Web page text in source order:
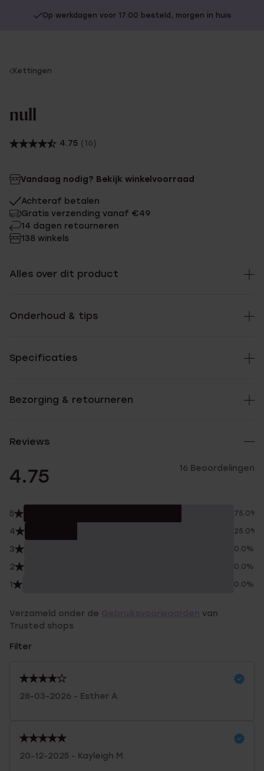
Op werkdagen voor 17:00 besteld, morgen in huis
You
Kettingen
null
4.75 (16)
Vandaag nodig? Bekijk winkelvoorraad
Achteraf betalen
Gratis verzending vanaf €49
14 dagen retourneren
138 winkels
Alles over dit product
Onderhoud & tips
Specificaties
Bezorging & retourneren
Reviews
4.75 16 Beoordelingen
5 75.0%
4 25.0%
3 0.0%
2 0.0%
1 0.0%
Verzameld onder de
van
Trusted shops
Filter
28-03-2026 - Esther A.
20-12-2025 - Kayleigh M.